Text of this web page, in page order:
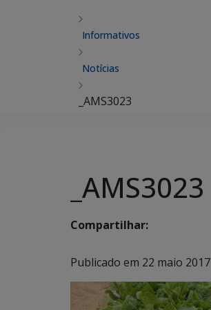
Informativos
Notícias
_AMS3023
_AMS3023
Compartilhar:
Publicado em 22 maio 2017